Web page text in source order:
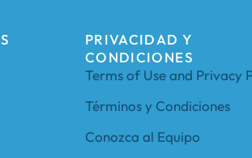
PRIVACIDAD Y
CONDICIONES
Terms of Use and Privacy
Términos y Condiciones
Conozca al Equipo